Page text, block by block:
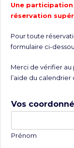
Une
réservation
Pour toute
formulaire ci-
Merci de vérifier
l’aide du calendrier
Vos
Prénom